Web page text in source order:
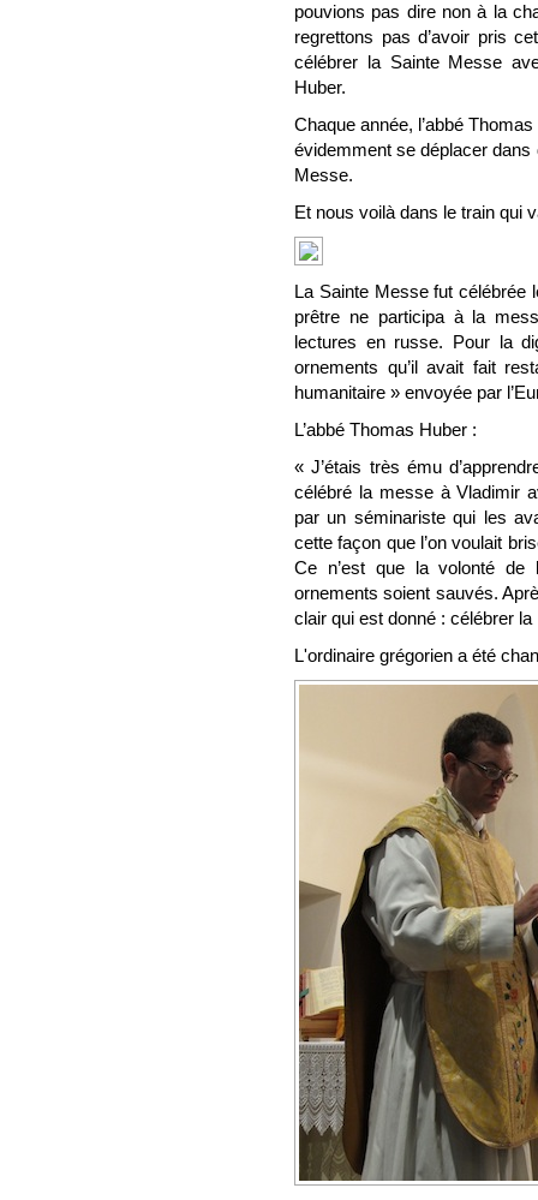
pouvions pas dire non à la
regrettons pas d’avoir pris
célébrer la Sainte Messe
Huber.
Chaque année, l’abbé
évidemment se déplacer dans
Messe.
Et nous voilà dans le train qui
La Sainte Messe fut célébrée
prêtre ne participa à la
lectures en russe. Pour la
ornements qu’il avait fait
humanitaire » envoyée par
L’abbé Thomas Huber :
« J’étais très ému
célébré la messe à Vladimir
par un séminariste qui les
cette façon que l’on voulait
Ce n’est que la volonté de
ornements soient sauvés.
clair qui est donné : célébrer
L'ordinaire grégorien a été